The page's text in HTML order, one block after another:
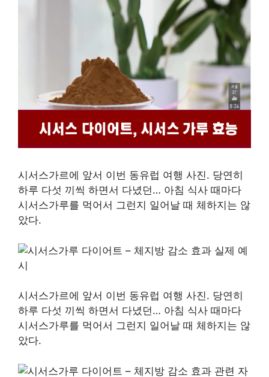
시서스가르에 앞서 이번 동유럽 여행 사진. 당연히
하루 다섯 끼씩 하면서 다녔던… 아침 식사 때마다
시서스가루를 먹어서 그런지 일어날 때 체하지는 않
았다.
시서스가르에 앞서 이번 동유럽 여행 사진. 당연히
하루 다섯 끼씩 하면서 다녔던… 아침 식사 때마다
시서스가루를 먹어서 그런지 일어날 때 체하지는 않
았다.